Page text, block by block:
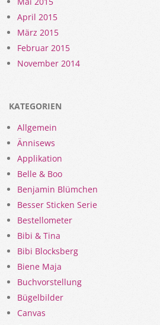
April 2015
März 2015
Februar 2015
November 2014
KATEGORIEN
Allgemein
Ännisews
Applikation
Belle & Boo
Benjamin Blümchen
Besser Sticken Serie
Bestellometer
Bibi & Tina
Bibi Blocksberg
Biene Maja
Buchvorstellung
Bügelbilder
Canvas